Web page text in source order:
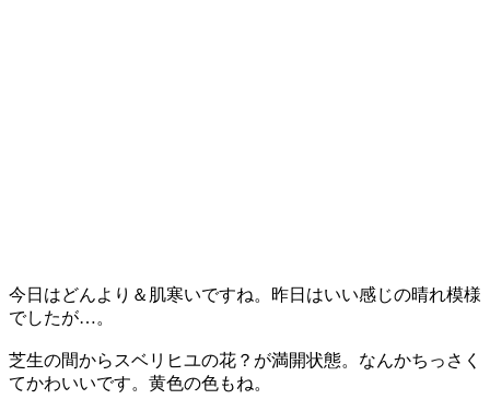
今日はどんより＆肌寒いですね。昨日はいい感じの晴れ模様
でしたが…。
芝生の間からスベリヒユの花？が満開状態。なんかちっさく
てかわいいです。黄色の色もね。